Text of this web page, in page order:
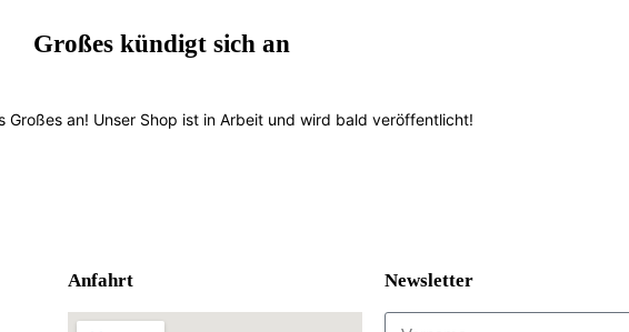
Großes kündigt sich an
Großes an! Unser Shop ist in Arbeit und wird bald veröffentlicht!
Anfahrt Newsletter